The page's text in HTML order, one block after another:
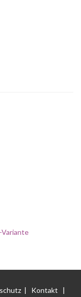
| Kontakt |